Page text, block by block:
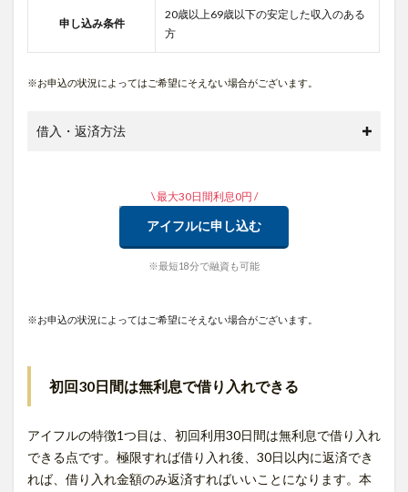
申し込み条件
20歳以上69歳以下の安定した収入のある
方
※お申込の状況によってはご希望にそえない場合がございます。
借入・返済方法
\ 最大30日間利息0円 /
アイフルに申し込む
※最短18分で融資も可能
※お申込の状況によってはご希望にそえない場合がございます。
初回30日間は無利息で借り入れできる
アイフルの特徴1つ目は、初回利用30日間は無利息で借り入れ
できる点です。極限すれば借り入れ後、30日以内に返済でき
れば、借り入れ金額のみ返済すればいいことになります。本